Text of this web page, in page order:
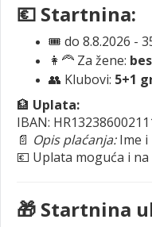
💶 Startnina:
🎟️ do 8.8.2026 -
👩‍🦰 Za žene:
👥 Klubovi: 5+1
🏦 Uplata:
IBAN:
📄 Opis plaćanja:Ime i
💶 Uplata moguća i
🎁 Startnina